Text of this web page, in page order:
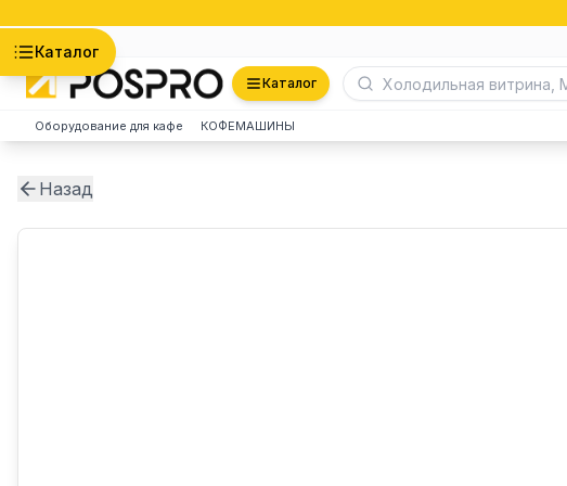
Каталог
Каталог
Оборудование для кафе КОФЕМАШИНЫ
Назад